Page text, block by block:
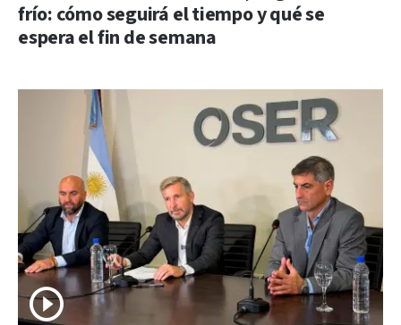
frío: cómo seguirá el tiempo y qué se
espera el fin de semana